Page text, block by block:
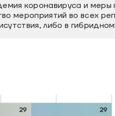
коронавируса и меры
мероприятий во всех
либо в